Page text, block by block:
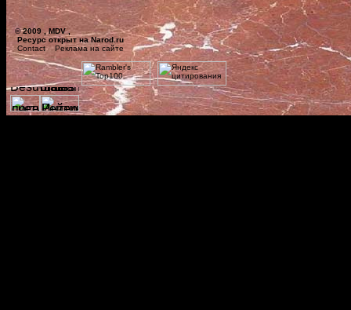
© 2009 , MDV ,
Ресурс открыт на Narod.ru
Contact
Реклама на сайте